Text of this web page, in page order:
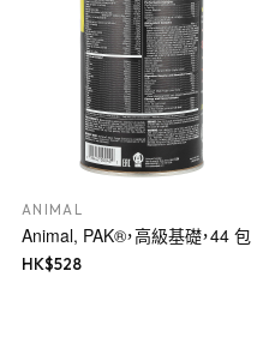
ANIMAL
Animal, PAK®，高級基礎，44 包
HK$528